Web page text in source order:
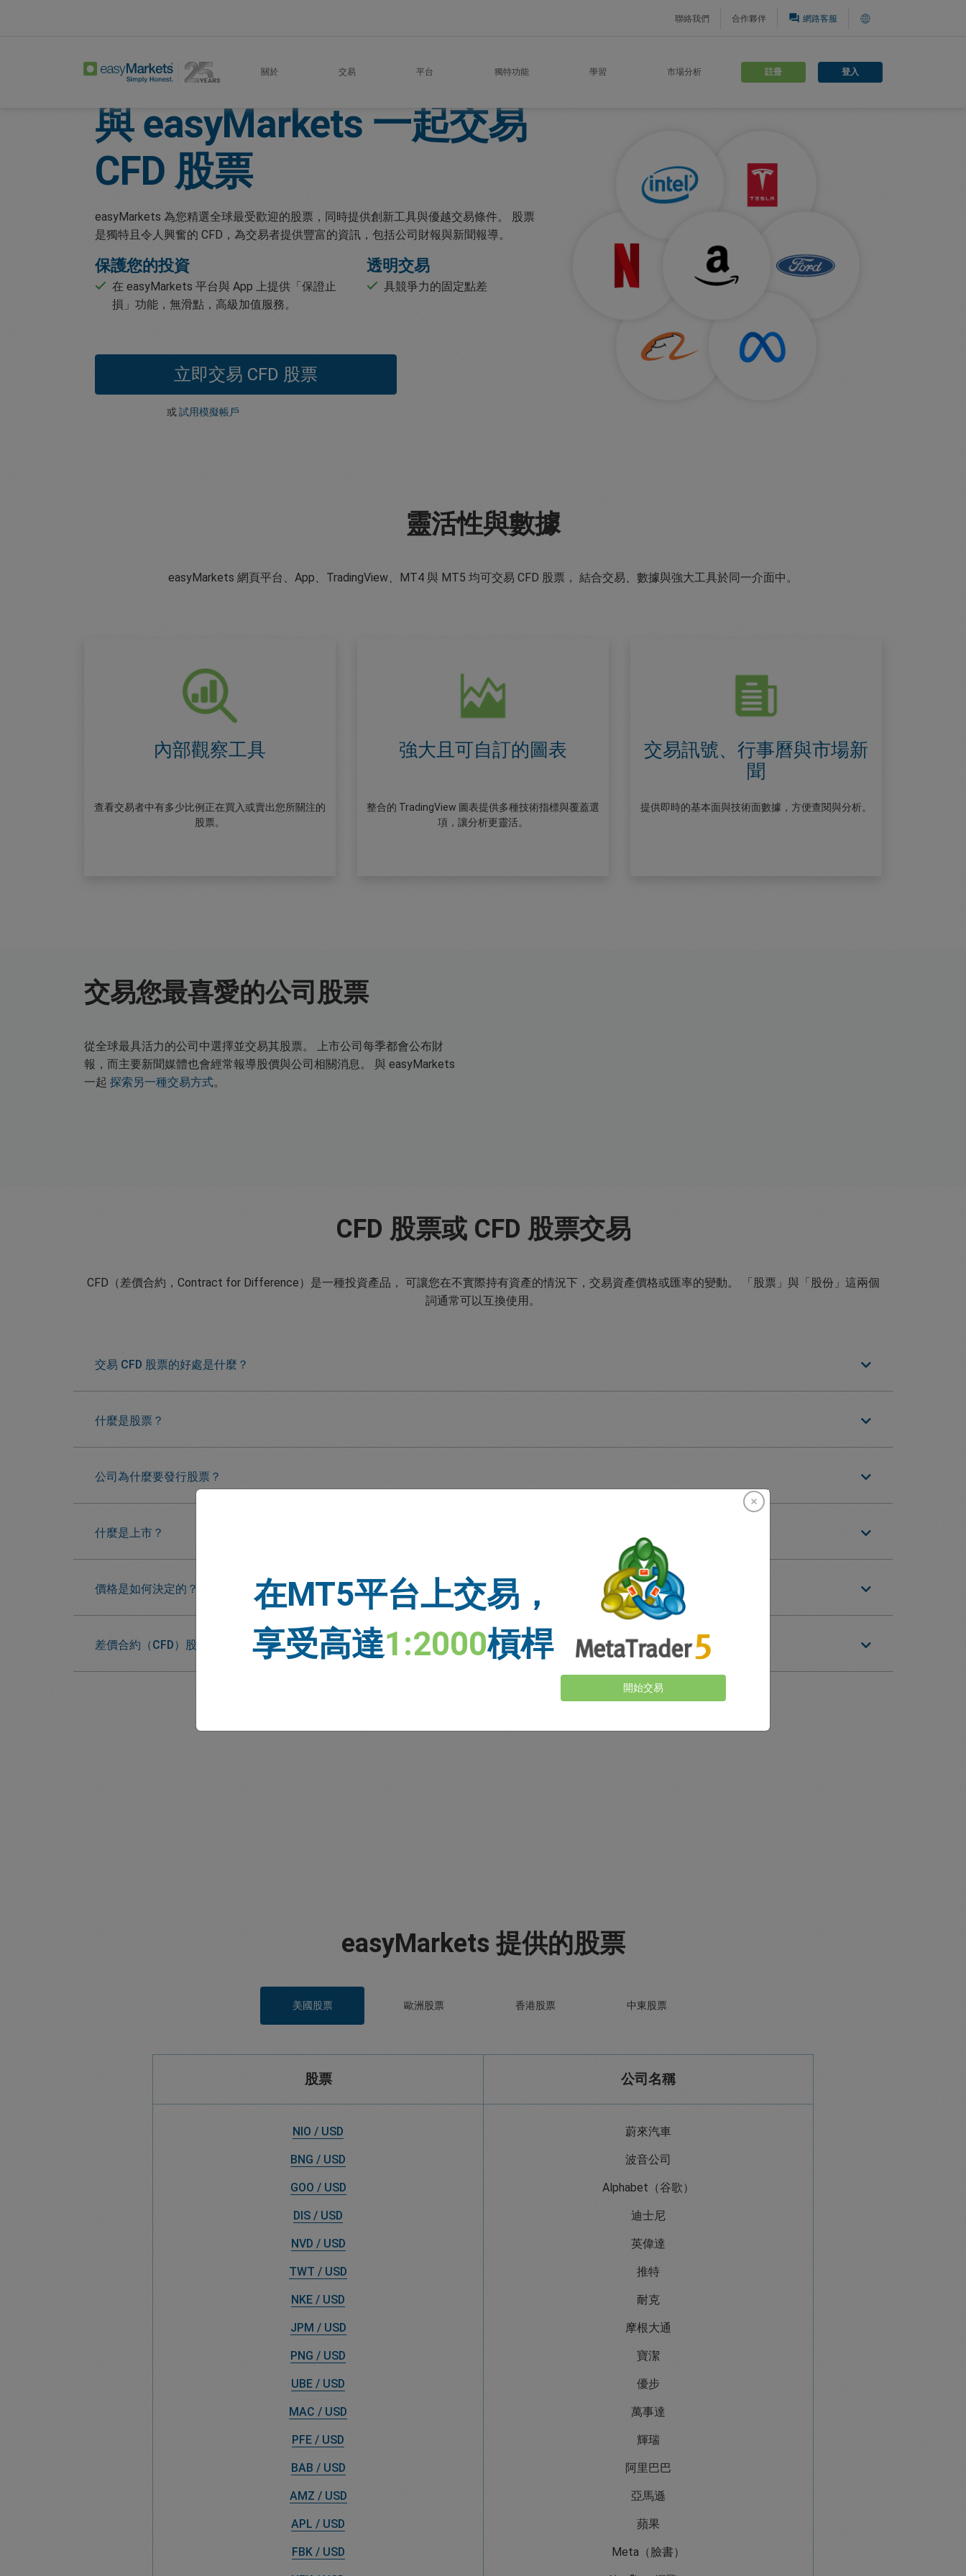
聯絡我們 合作夥伴 question_answer 網路客服
關於 交易 平台 獨特功能 學習 市場分析 註冊 登入
與 easyMarkets 一起交易
CFD 股票
easyMarkets 為您精選全球最受歡迎的股票，同時提供創新工具與優越交易條件。 股票
是獨特且令人興奮的 CFD，為交易者提供豐富的資訊，包括公司財報與新聞報導。
保護您的投資
在 easyMarkets 平台與 App 上提供「保證止
損」功能，無滑點，高級加值服務。
透明交易
具競爭力的固定點差
立即交易 CFD 股票
或試用模擬帳戶
靈活性與數據
easyMarkets 網頁平台、App、TradingView、MT4 與 MT5 均可交易 CFD 股票， 結合交易、數據與強大工具於同一介面中。
內部觀察工具
查看交易者中有多少比例正在買入或賣出您所關注的
股票。
強大且可自訂的圖表
整合的 TradingView 圖表提供多種技術指標與覆蓋選
項，讓分析更靈活。
交易訊號、行事曆與市場新
聞
提供即時的基本面與技術面數據，方便查閱與分析。
交易您最喜愛的公司股票
從全球最具活力的公司中選擇並交易其股票。 上市公司每季都會公布財
報，而主要新聞媒體也會經常報導股價與公司相關消息。 與 easyMarkets
一起 探索另一種交易方式。
CFD 股票或 CFD 股票交易
CFD（差價合約，Contract for Difference）是一種投資產品， 可讓您在不實際持有資產的情況下，交易資產價格或匯率的變動。 「股票」與「股份」這兩個
詞通常可以互換使用。
交易 CFD 股票的好處是什麼？
什麼是股票？
公司為什麼要發行股票？
什麼是上市？
價格是如何決定的？
差價合約（CFD）股票會獲得股息嗎？它們是如何計算的？
easyMarkets 提供的股票
美國股票 歐洲股票 香港股票 中東股票
股票 公司名稱
NIO / USD 蔚來汽車
BNG / USD 波音公司
GOO / USD Alphabet（谷歌）
DIS / USD 迪士尼
NVD / USD 英偉達
TWT / USD 推特
NKE / USD 耐克
JPM / USD 摩根大通
PNG / USD 寶潔
UBE / USD 優步
MAC / USD 萬事達
PFE / USD 輝瑞
BAB / USD 阿里巴巴
AMZ / USD 亞馬遜
APL / USD 蘋果
FBK / USD Meta（臉書）
在MT5平台上交易，
享受高達1:2000槓桿
開始交易